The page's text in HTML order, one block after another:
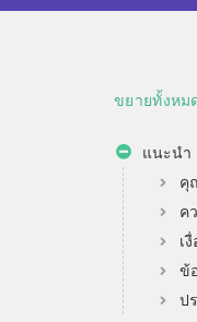
ขยายทั้งหม
แนะนำ
คุ
ค
เ
ข้
ป